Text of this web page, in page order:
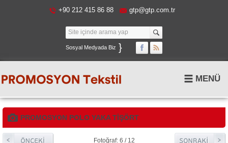
+90 212 415 86 88 gtp@gtp.com.tr
Sosyal Medyada Biz }
MENÜ
PROMOSYON POLO YAKA TIŞÖRT
Fotoğraf: 6 / 12